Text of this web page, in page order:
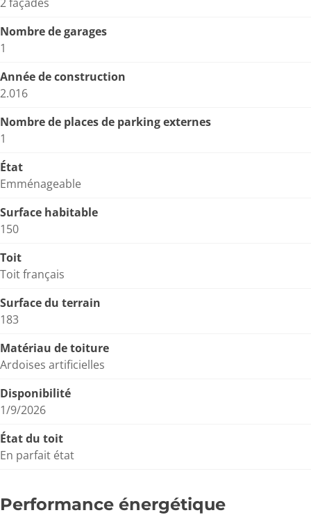
Nombre de garages
1
Année de construction
2.016
Nombre de places de parking externes
1
État
Emménageable
Surface habitable
150
Toit
Toit français
Surface du terrain
183
Matériau de toiture
Ardoises artificielles
Disponibilité
1/9/2026
État du toit
En parfait état
Performance énergétique